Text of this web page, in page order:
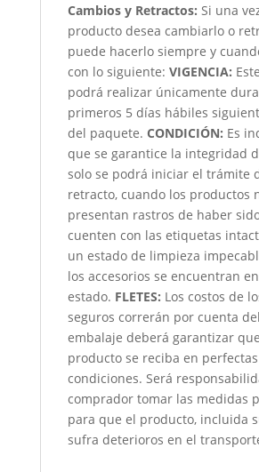
Cambios y Retractos: Si una
producto desea cambiarlo o
puede hacerlo siempre y
con lo siguiente: VIGENCIA:
podrá realizar únicamente
primeros 5 días hábiles
del paquete. CONDICIÓN: Es
que se garantice la integridad
solo se podrá iniciar el trámite
retracto, cuando los productos
presentan rastros de haber
cuenten con las etiquetas
un estado de limpieza
los accesorios se encuentran
estado. FLETES: Los costos de
seguros correrán por cuenta
embalaje deberá garantizar
producto se reciba en perfectas
condiciones. Será
comprador tomar las medidas
para que el producto, incluida
sufra deterioros en el